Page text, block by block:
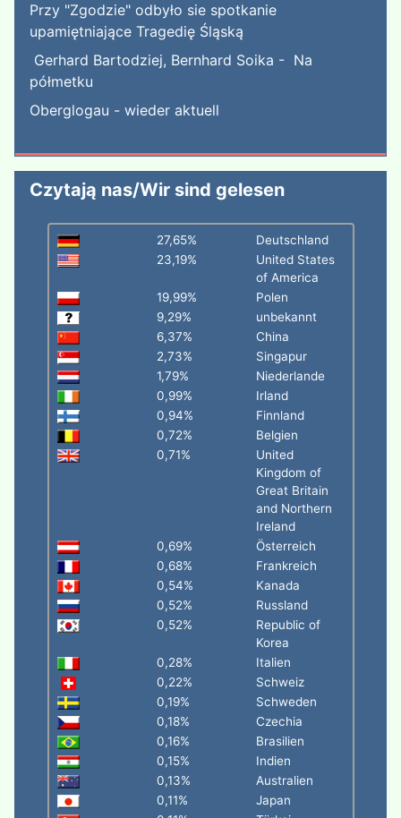
Przy "Zgodzie" odbyło sie spotkanie
upamiętniające Tragedię Śląską
Gerhard Bartodziej, Bernhard Soika - Na
półmetku
Oberglogau - wieder aktuell
Czytają nas/Wir sind gelesen
27,65%
Deutschland
23,19%
United States
of America
19,99%
Polen
9,29%
unbekannt
6,37%
China
2,73%
Singapur
1,79%
Niederlande
0,99%
Irland
0,94%
Finnland
0,72%
Belgien
0,71%
United
Kingdom of
Great Britain
and Northern
Ireland
0,69%
Österreich
0,68%
Frankreich
0,54%
Kanada
0,52%
Russland
0,52%
Republic of
Korea
0,28%
Italien
0,22%
Schweiz
0,19%
Schweden
0,18%
Czechia
0,16%
Brasilien
0,15%
Indien
0,13%
Australien
0,11%
Japan